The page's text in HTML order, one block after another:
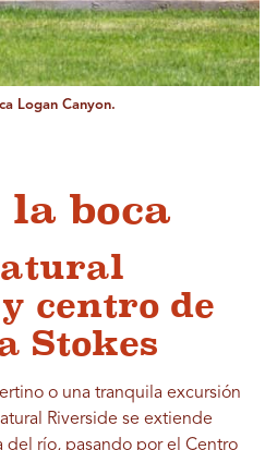
Logan Canyon.
la boca
centro de
Stokes
o una tranquila excursión
Riverside se extiende
río, pasando por el Centro